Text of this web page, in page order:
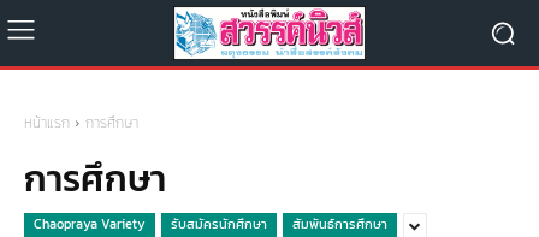
หน้าแรก การศึกษา
การศึกษา
Chaopraya Variety รับสมัครนักศึกษา สัมพันธ์การศึกษา